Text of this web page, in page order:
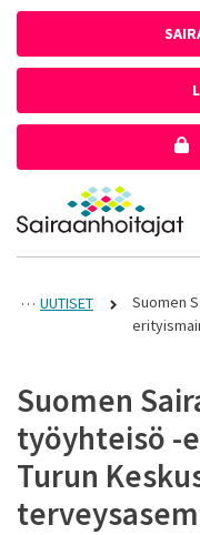
Etusivulle
UUTISET
Suomen
Suomen
työyhteisö -
Turun